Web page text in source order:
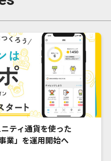
ティ通貨を使った
業」を運用開始へ